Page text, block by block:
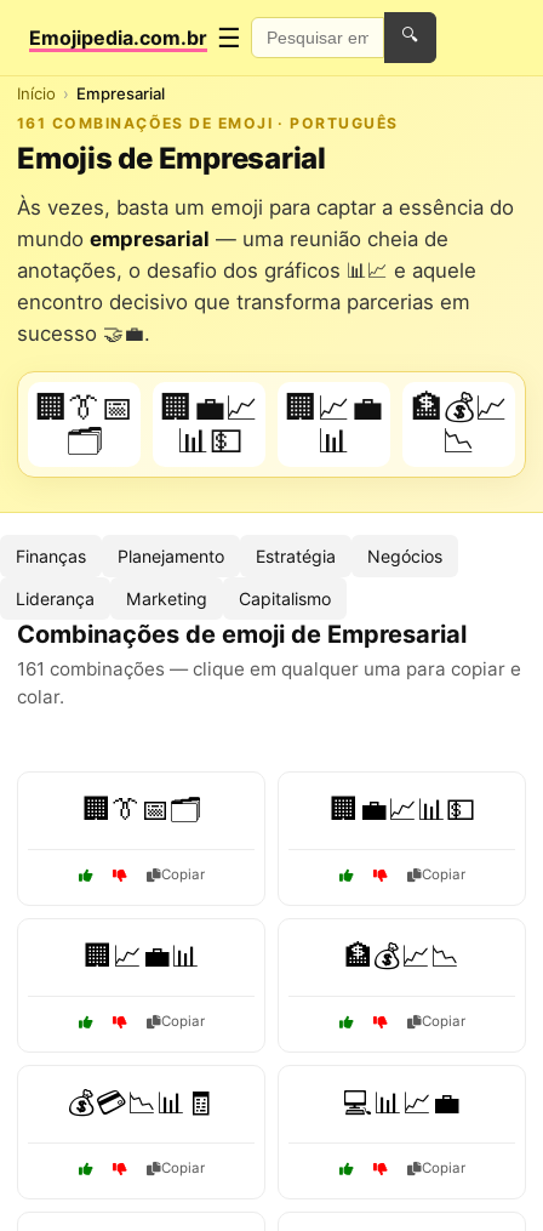
Emojipedia.com.br ☰ 🔍
Início Empresarial
161 COMBINAÇÕES DE EMOJI · PORTUGUÊS
Emojis de Empresarial
Às vezes, basta um emoji para captar a essência do
mundo empresarial — uma reunião cheia de
anotações, o desafio dos gráficos 📊📈 e aquele
encontro decisivo que transforma parcerias em
sucesso 🤝💼.
🏢👔📅
🗂️
🏢💼📈
📊💵
🏢📈💼
📊
🏦💰📈
📉
Finanças Planejamento Estratégia Negócios
Liderança Marketing Capitalismo
Combinações de emoji de Empresarial
161 combinações — clique em qualquer uma para copiar e
colar.
🏢👔📅🗂️
Copiar
🏢💼📈📊💵
Copiar
🏢📈💼📊
Copiar
🏦💰📈📉
Copiar
💰💳📉📊🧾
Copiar
💻📊📈💼
Copiar